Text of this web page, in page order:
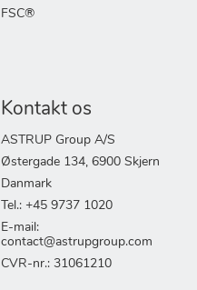
FSC®
Kontakt os
ASTRUP Group A/S
Østergade 134, 6900 Skjern
Danmark
Tel.: +45 9737 1020
E-mail:
contact@astrupgroup.com
CVR-nr.: 31061210